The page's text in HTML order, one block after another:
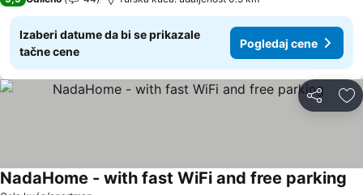
Izaberi datume da bi se prikazale
tačne cene
Pogledaj cene
Deli
NadaHome - with fast WiFi and free parking